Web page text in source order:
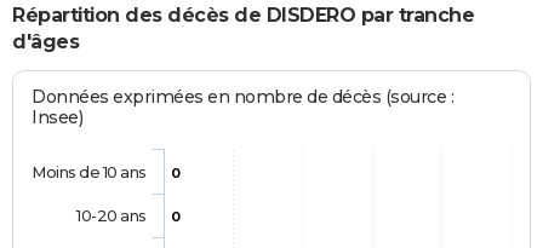
Répartition des décès de DISDERO par tranche
d'âges
Données exprimées en nombre de décès (source :
Insee)
0
0
Moins de 10 ans
10-20 ans